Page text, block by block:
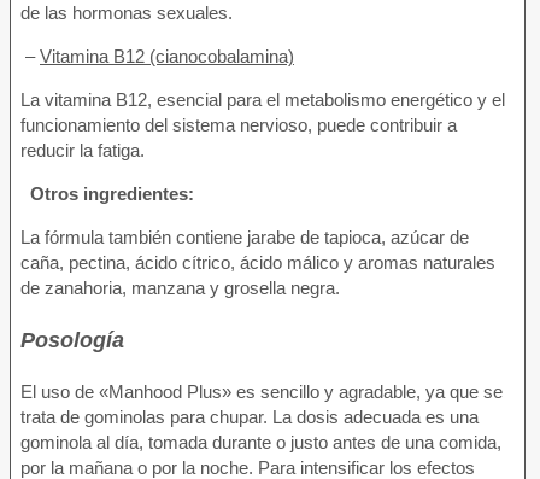
de las hormonas sexuales.
–Vitamina B12 (cianocobalamina)
La vitamina B12, esencial para el metabolismo energético y el
funcionamiento del sistema nervioso, puede contribuir a
reducir la fatiga.
Otros ingredientes:
La fórmula también contiene jarabe de tapioca, azúcar de
caña, pectina, ácido cítrico, ácido málico y aromas naturales
de zanahoria, manzana y grosella negra.
Posología
El uso de «Manhood Plus» es sencillo y agradable, ya que se
trata de gominolas para chupar. La dosis adecuada es una
gominola al día, tomada durante o justo antes de una comida,
por la mañana o por la noche. Para intensificar los efectos